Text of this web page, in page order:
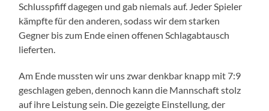
Schlusspfiff dagegen und gab niemals auf. Jeder Spieler
kämpfte für den anderen, sodass wir dem starken
Gegner bis zum Ende einen offenen Schlagabtausch
lieferten.
Am Ende mussten wir uns zwar denkbar knapp mit 7:9
geschlagen geben, dennoch kann die Mannschaft stolz
auf ihre Leistung sein. Die gezeigte Einstellung, der